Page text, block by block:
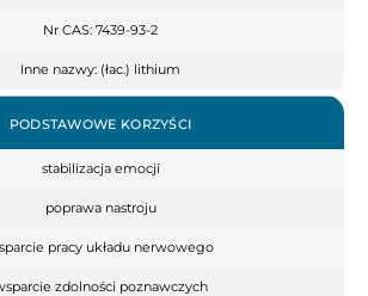
Nr CAS: 7439-93-2
Inne nazwy: (łac.) lithium
PODSTAWOWE KORZYŚCI
stabilizacja emocji
poprawa nastroju
pracy układu nerwowego
zdolności poznawczych